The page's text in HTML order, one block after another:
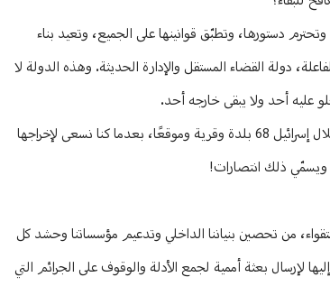
دستورها، وتطبّق قوانينها على الجميع، وتعيد بناء
دولة القضاء المستقل والإدارة الحديثة. وهذه الدولة لا
عليه أحد ولا يبقى خارجه أحد.
كفانا مغامرات عبثية في خدمة مشاريع ومصالح أجنبية… وآخرها حرب لم نخترها بل فُرضت علينا، وقد أدّت إلى احتلال إسرائيل 68 بلدة وقرية وموقعًا، بعدما كنا نسعى لإخراجها
ذلك انتصارات!
من تحصين بنياننا الداخلي وتدعيم مؤسساتنا وحشد كل
لإرسال بعثة أممية لجمع الأدلة والوقوف على الجرائم التي